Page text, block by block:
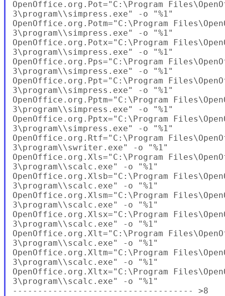
OpenOffice.org.Pot="C:\Program
3\program\\simpress.exe" -o "%1"
OpenOffice.org.Potm="C:\Program
3\program\\simpress.exe" -o "%1"
OpenOffice.org.Potx="C:\Program
3\program\\simpress.exe" -o "%1"
OpenOffice.org.Pps="C:\Program
3\program\\simpress.exe" -o "%1"
OpenOffice.org.Ppt="C:\Program
3\program\\simpress.exe" -o "%1"
OpenOffice.org.Pptm="C:\Program
3\program\\simpress.exe" -o "%1"
OpenOffice.org.Pptx="C:\Program
3\program\\simpress.exe" -o "%1"
OpenOffice.org.Rtf="C:\Program
3\program\\swriter.exe" -o "%1"
OpenOffice.org.Xls="C:\Program
3\program\\scalc.exe" -o "%1"
OpenOffice.org.Xlsb="C:\Program
3\program\\scalc.exe" -o "%1"
OpenOffice.org.Xlsm="C:\Program
3\program\\scalc.exe" -o "%1"
OpenOffice.org.Xlsx="C:\Program
3\program\\scalc.exe" -o "%1"
OpenOffice.org.Xlt="C:\Program
3\program\\scalc.exe" -o "%1"
OpenOffice.org.Xltm="C:\Program
3\program\\scalc.exe" -o "%1"
OpenOffice.org.Xltx="C:\Program
3\program\\scalc.exe" -o "%1"
------------------------------------ >8